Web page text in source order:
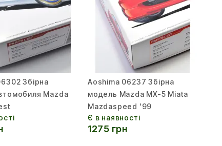
Збірна
Mazda
Aoshima 06237 Збірна
модель Mazda MX-5 Miata
Mazdaspeed '99
Є в наявності
1275 грн